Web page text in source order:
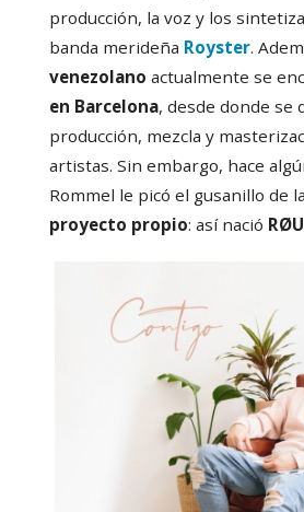
producción, la voz y los
banda merideña Royster.
venezolano actualmente se
en Barcelona, desde donde se
producción, mezcla y
artistas. Sin embargo, hace
Rommel le picó el gusanillo de
proyecto propio: así nació